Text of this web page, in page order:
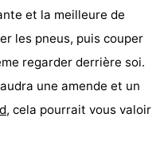
et la meilleure de
les pneus, puis couper
regarder derrière soi.
une amende et un
, cela pourrait vous valoir